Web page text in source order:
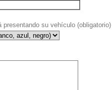
presentando su vehículo (obligatorio)